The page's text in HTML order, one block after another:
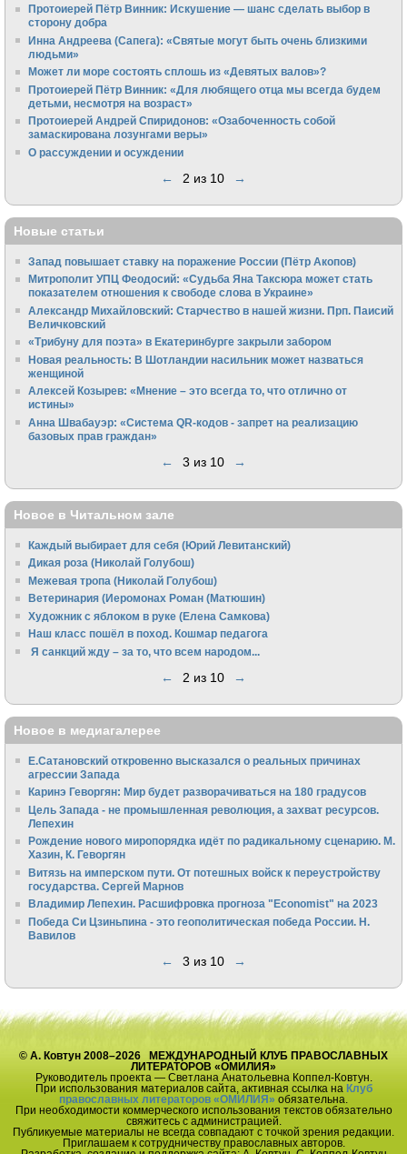
Протоиерей Пётр Винник: Искушение — шанс сделать выбор в
сторону добра
Инна Андреева (Сапега): «Святые могут быть очень близкими
людьми»
Может ли море состоять сплошь из «Девятых валов»?
Протоиерей Пётр Винник: «Для любящего отца мы всегда будем
детьми, несмотря на возраст»
Протоиерей Андрей Спиридонов: «Озабоченность собой
замаскирована лозунгами веры»
О рассуждении и осуждении
← 2 из 10 →
Новые статьи
Запад повышает ставку на поражение России (Пётр Акопов)
Митрополит УПЦ Феодосий: «Судьба Яна Таксюра может стать
показателем отношения к свободе слова в Украине»
Алек­сандр Михайловский: Старчество в нашей жизни. Прп. Паисий
Величковский
«Трибуну для поэта» в Екатеринбурге закрыли забором
Новая реальность: В Шотландии насильник может назваться
женщиной
Алексей Козырев: «Мнение – это всегда то, что отлично от
истины»
Анна Швабауэр: «Система QR-кодов - запрет на реализацию
базовых прав граждан»
← 3 из 10 →
Новое в Читальном зале
Каждый выбирает для себя (Юрий Левитанский)
Дикая роза (Николай Голубош)
Межевая тропа (Николай Голубош)
Ветеринария (Иеромонах Роман (Матюшин)
Художник с яблоком в руке (Елена Самкова)
Наш класс пошёл в поход. Кошмар педагога
Я санкций жду – за то, что всем народом...
← 2 из 10 →
Новое в медиагалерее
Е.Сатановский откровенно высказался о реальных причинах
агрессии Запада
Каринэ Геворгян: Мир будет разворачиваться на 180 градусов
Цель Запада - не промышленная революция, а захват ресурсов.
Лепехин
Рождение нового миропорядка идёт по радикальному сценарию. М.
Хазин, К. Геворгян
Витязь на имперском пути. От потешных войск к переустройству
государства. Сергей Марнов
Владимир Лепехин. Расшифровка прогноза "Economist" на 2023
Победа Си Цзиньпина - это геополитическая победа России. Н.
Вавилов
← 3 из 10 →
© А. Ковтун 2008–2026 МЕЖДУНАРОДНЫЙ КЛУБ ПРАВОСЛАВНЫХ
ЛИТЕРАТОРОВ «ОМИЛИЯ»
Руководитель проекта — Светлана Анатольевна Коппел-Ковтун.
При использования материалов сайта, активная ссылка на Клуб
православных литераторов «ОМИЛИЯ» обязательна.
При необходимости коммерческого использования текстов обязательно
свяжитесь с администрацией.
Публикуемые материалы не всегда совпадают с точкой зрения редакции.
Приглашаем к сотрудничеству православных авторов.